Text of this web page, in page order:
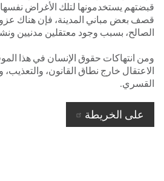
قبضتهم يستخدمونها لتلك الأغراض
قصف بعض مباني المدينة، فإن هناك
الصالح، بسبب وجود معتقلين مدنيين
ومن انتهاكات حقوق الإنسان في هذا
الاعتقال خارج نطاق القانون، والتعذيب،
القسري.
على الخريطة